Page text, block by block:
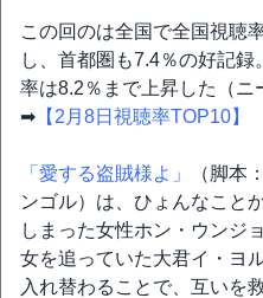
この回のは全国で全国視聴
し、首都圏も7.4％の好記
率は8.2％まで上昇した（ニ
➡ 【2月8日視聴率TOP10】
「愛する盗賊様よ」
（脚本
ンゴル）は、ひょんなこと
しまった女性ホン・ウンジ
女を追っていた大君イ・ヨ
入れ替わることで、互いを